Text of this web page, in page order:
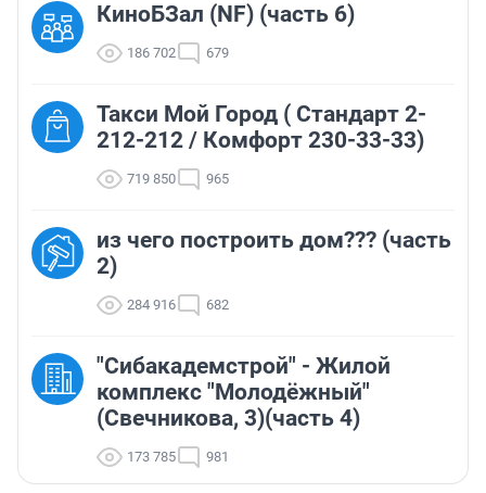
КиноБЗал (NF) (часть 6)
186 702 679
Такси Мой Город ( Стандарт 2-
212-212 / Комфорт 230-33-33)
719 850 965
из чего построить дом??? (часть
2)
284 916 682
"Сибакадемстрой" - Жилой
комплекс "Молодёжный"
(Свечникова, 3)(часть 4)
173 785 981